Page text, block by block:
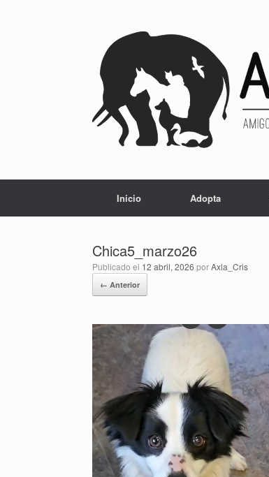
Inicio Adopta
Chica5_marzo26
Publicado el 12 abril, 2026 porAxla_Cris
← Anterior